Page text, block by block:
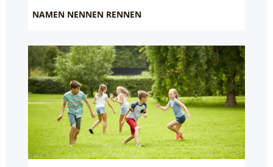
NAMEN NENNEN RENNEN